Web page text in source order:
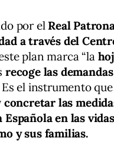
por el Real
a través del
plan marca “la
recoge las
Es el instrumento
concretar las
en las
y sus familias.